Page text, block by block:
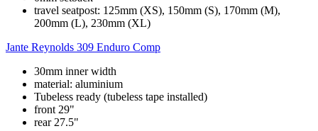
travel seatpost: 125mm (XS), 150mm (S), 170mm (M),
200mm (L), 230mm (XL)
Jante Reynolds 309 Enduro Comp
30mm inner width
material: aluminium
Tubeless ready (tubeless tape installed)
front 29"
rear 27.5"